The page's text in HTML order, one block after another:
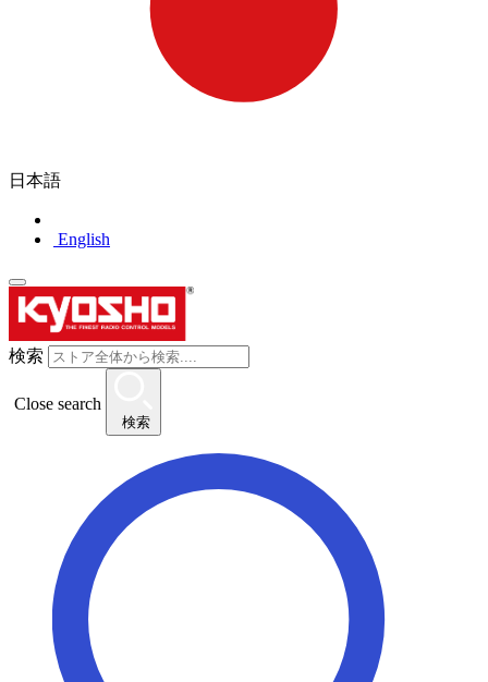
日本語
English
検索
Close search
検索